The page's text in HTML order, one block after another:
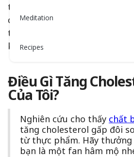
Meditation
Recipes
tăng cholesterol máu vì
cholesterol cao! Đơn giản
ta ăn cholesterol, chúng ta
không hoàn toàn đúng!
Điều Gì Tăng
Của Tôi?
Nghiên cứu cho thấy chất
tăng cholesterol gấp đôi
từ thực phẩm. Hãy
bạn là một fan hâm mộ